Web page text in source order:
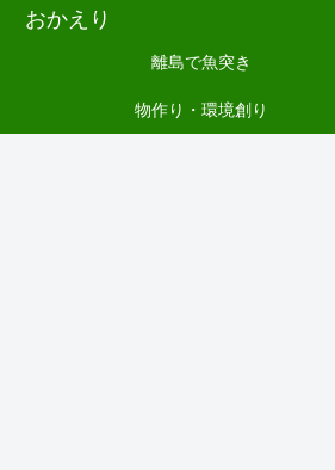
おかえり
離島で魚突き
物作り・環境創り